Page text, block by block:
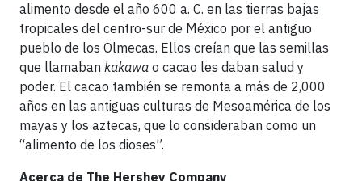
alimento desde el año 600 a. C. en las tierras bajas
tropicales del centro-sur de México por el antiguo
pueblo de los Olmecas. Ellos creían que las semillas
que llamaban kakawa o cacao les daban salud y
poder. El cacao también se remonta a más de 2,000
años en las antiguas culturas de Mesoamérica de los
mayas y los aztecas, que lo consideraban como un
“alimento de los dioses”.
Acerca de The Hershey Company